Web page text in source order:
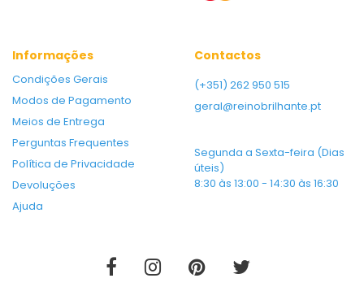
Informações
Condições Gerais
Modos de Pagamento
Meios de Entrega
Perguntas Frequentes
Política de Privacidade
Devoluções
Ajuda
Contactos
(+351) 262 950 515
geral@reinobrilhante.pt
Segunda a Sexta-feira (Dias
úteis)
8:30 às 13:00 - 14:30 às 16:30